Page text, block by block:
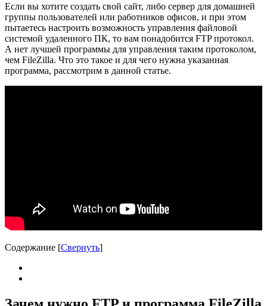
Если вы хотите создать свой сайт, либо сервер для домашней
группы пользователей или работников офисов, и при этом
пытаетесь настроить возможность управления файловой
системой удаленного ПК, то вам понадобится FTP протокол.
А нет лучшей программы для управления таким протоколом,
чем FileZilla. Что это такое и для чего нужна указанная
программа, рассмотрим в данной статье.
Содержание [Свернуть]